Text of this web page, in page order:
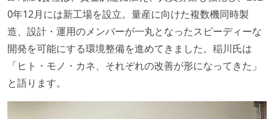
0年12月には新工場を設立。量産に向けた複数機同時製
造、設計・運用のメンバーが一丸となったスピーディーな
開発を可能にする環境整備を進めてきました。稲川氏は
「ヒト・モノ・カネ、それぞれの改善が形になってきた」
と語ります。